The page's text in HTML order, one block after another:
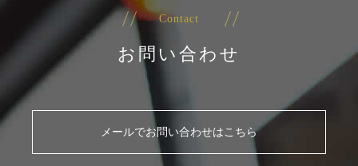
Contact
お問い合わせ
メールでお問い合わせはこちら